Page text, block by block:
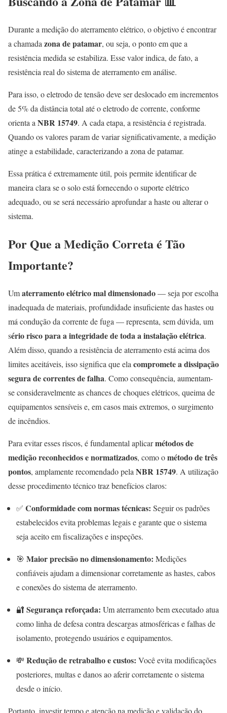
Durante a medição do aterramento elétrico, o objetivo é encontrar
a chamada zona de patamar, ou seja, o ponto em que a
resistência medida se estabiliza. Esse valor indica, de fato, a
resistência real do sistema de aterramento em análise.
Para isso, o eletrodo de tensão deve ser deslocado em incrementos
de 5% da distância total até o eletrodo de corrente, conforme
orienta a NBR 15749. A cada etapa, a resistência é registrada.
Quando os valores param de variar significativamente, a medição
atinge a estabilidade, caracterizando a zona de patamar.
Essa prática é extremamente útil, pois permite identificar de
maneira clara se o solo está fornecendo o suporte elétrico
adequado, ou se será necessário aprofundar a haste ou alterar o
sistema.
Por Que a Medição Correta é Tão
Importante?
Umaterramento elétrico mal dimensionado— seja por escolha
inadequada de materiais, profundidade insuficiente das hastes ou
má condução da corrente de fuga — representa, sem dúvida, um
sério risco para a integridade de toda a instalação elétrica.
Além disso, quando a resistência de aterramento está acima dos
limites aceitáveis, isso significa que ela compromete a dissipação
segura de correntes de falha. Como consequência, aumentam-
se consideravelmente as chances de choques elétricos, queima de
equipamentos sensíveis e, em casos mais extremos, o surgimento
de incêndios.
Para evitar esses riscos, é fundamental aplicarmétodos de
medição reconhecidos e normatizados, como ométodo de três
pontos, amplamente recomendado pela NBR 15749. A utilização
desse procedimento técnico traz benefícios claros:
✅ Conformidade com normas técnicas: Seguir os padrões
estabelecidos evita problemas legais e garante que o sistema
seja aceito em fiscalizações e inspeções.
🎯 Maior precisão no dimensionamento: Medições
confiáveis ajudam a dimensionar corretamente as hastes, cabos
e conexões do sistema de aterramento.
🔐 Segurança reforçada: Um aterramento bem executado atua
como linha de defesa contra descargas atmosféricas e falhas de
isolamento, protegendo usuários e equipamentos.
💸 Redução de retrabalho e custos: Você evita modificações
posteriores, multas e danos ao aferir corretamente o sistema
desde o início.
Portanto, investir tempo e atenção na medição e validação do